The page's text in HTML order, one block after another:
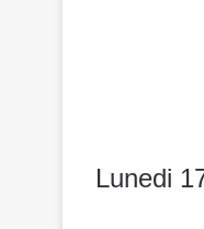
Lunedi